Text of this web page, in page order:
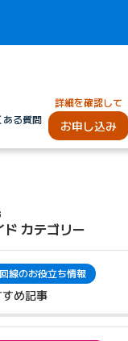
ある質問
詳細を確認して
お申し込み
ド カテゴリー
線のお役立ち情報
め記事